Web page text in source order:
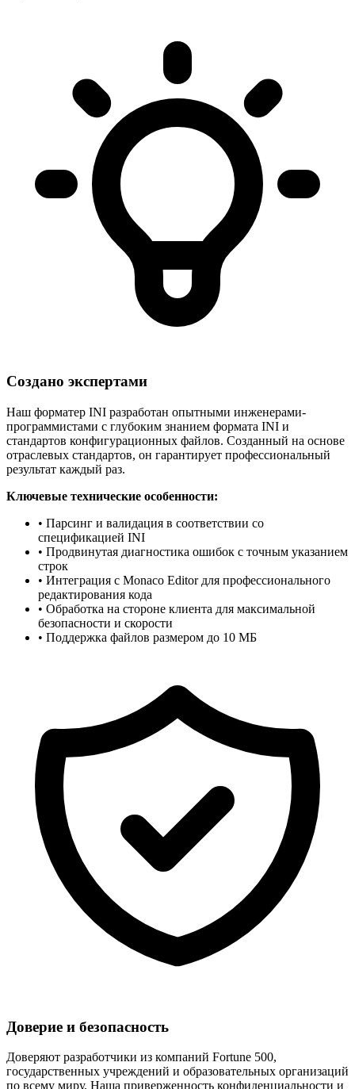
Создано экспертами
Наш форматер INI разработан опытными инженерами-
программистами с глубоким знанием формата INI и
стандартов конфигурационных файлов. Созданный на основе
отраслевых стандартов, он гарантирует профессиональный
результат каждый раз.
Ключевые технические особенности:
• Парсинг и валидация в соответствии со
спецификацией INI
• Продвинутая диагностика ошибок с точным указанием
строк
• Интеграция с Monaco Editor для профессионального
редактирования кода
• Обработка на стороне клиента для максимальной
безопасности и скорости
• Поддержка файлов размером до 10 МБ
Доверие и безопасность
Доверяют разработчики из компаний Fortune 500,
государственных учреждений и образовательных организаций
по всему миру. Наша приверженность конфиденциальности и